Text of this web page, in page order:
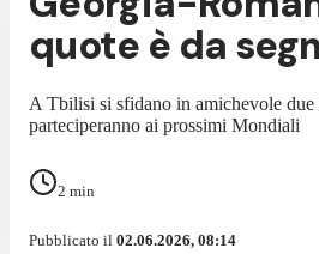
quote è da
A Tbilisi si sfidano in amichevole due
parteciperanno ai prossimi Mondiali
2 min
Pubblicato il 02.06.2026, 08:14